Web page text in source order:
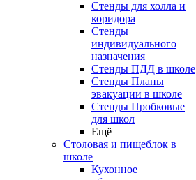
Стенды для холла и
коридора
Стенды
индивидуального
назначения
Стенды ПДД в школе
Стенды Планы
эвакуации в школе
Стенды Пробковые
для школ
Ещё
Столовая и пищеблок в
школе
Кухонное